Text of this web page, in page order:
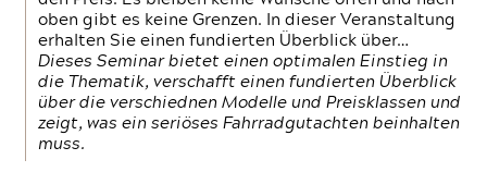
oben gibt es keine Grenzen. In dieser Veranstaltung
erhalten Sie einen fundierten Überblick über…
Dieses Seminar bietet einen optimalen Einstieg in
die Thematik, verschafft einen fundierten Überblick
über die verschiednen Modelle und Preisklassen und
zeigt, was ein seriöses Fahrradgutachten beinhalten
muss.